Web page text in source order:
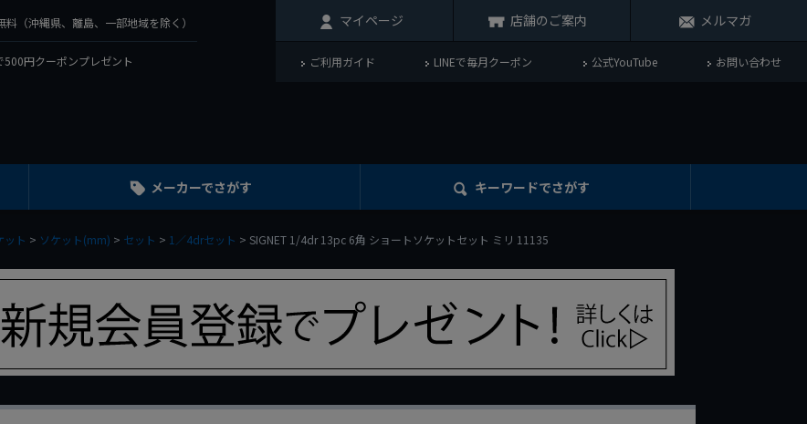
（沖縄県、離島、一部地域を除く）
500円クーポンプレゼント
マイページ 店舗のご案内 メルマガ
ご利用ガイド LINEで毎月クーポン 公式YouTube お問い合わせ
メーカーでさがす キーワードでさがす
ット ソケット(mm) セット 1／4drセット SIGNET 1/4dr 13pc 6角 ショートソケットセット ミリ 11135